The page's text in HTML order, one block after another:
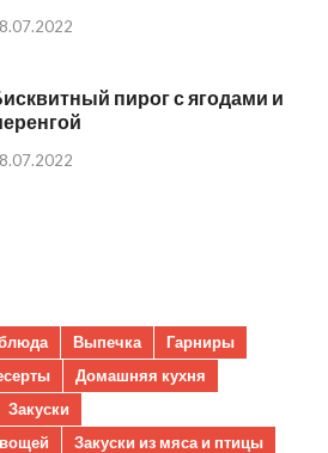
пирог с ягодами и
Выпечка
Гарниры
Домашняя кухня
Закуски
Закуски из мяса и птицы